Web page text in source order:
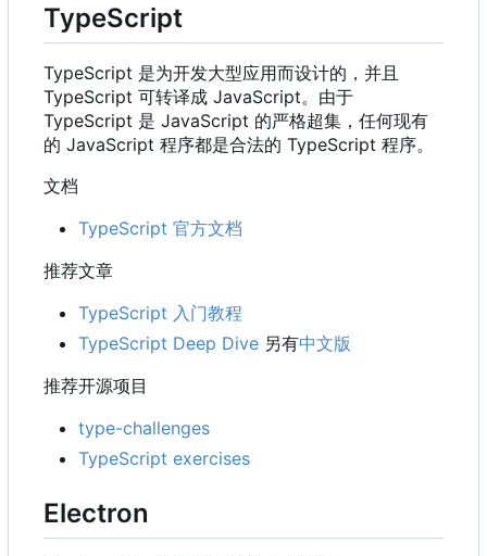
TypeScript
TypeScript 是为开发大型应用而设计的，并且
TypeScript 可转译成 JavaScript。由于
TypeScript 是 JavaScript 的严格超集，任何现有
的 JavaScript 程序都是合法的 TypeScript 程序。
文档
TypeScript 官方文档
推荐文章
TypeScript 入门教程
TypeScript Deep Dive 另有中文版
推荐开源项目
type-challenges
TypeScript exercises
Electron